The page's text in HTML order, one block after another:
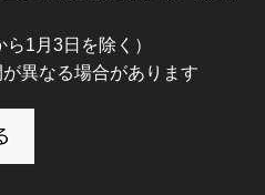
1月3日を除く）
異なる場合があります